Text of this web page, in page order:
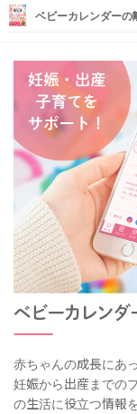
ベビーカレンダーの
赤ちゃんの成長にあ
妊娠から出産までの
の生活に役立つ情報